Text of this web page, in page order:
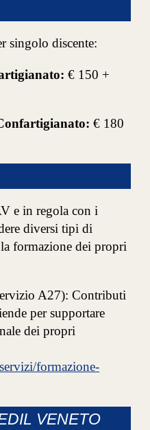
singolo discente:
€ 150 +
€ 180
e in regola con i
diversi tipi di
formazione dei propri
A27): Contributi
per supportare
dei propri
formazione-
VENETO